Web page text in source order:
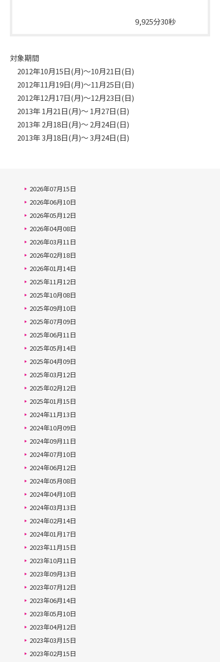
9,925分30秒
対象期間
2012年10月15日(月)～10月21日(日)
2012年11月19日(月)～11月25日(日)
2012年12月17日(月)～12月23日(日)
2013年 1月21日(月)～ 1月27日(日)
2013年 2月18日(月)～ 2月24日(日)
2013年 3月18日(月)～ 3月24日(日)
2026年07月15日
2026年06月10日
2026年05月12日
2026年04月08日
2026年03月11日
2026年02月18日
2026年01月14日
2025年11月12日
2025年10月08日
2025年09月10日
2025年07月09日
2025年06月11日
2025年05月14日
2025年04月09日
2025年03月12日
2025年02月12日
2025年01月15日
2024年11月13日
2024年10月09日
2024年09月11日
2024年07月10日
2024年06月12日
2024年05月08日
2024年04月10日
2024年03月13日
2024年02月14日
2024年01月17日
2023年11月15日
2023年10月11日
2023年09月13日
2023年07月12日
2023年06月14日
2023年05月10日
2023年04月12日
2023年03月15日
2023年02月15日